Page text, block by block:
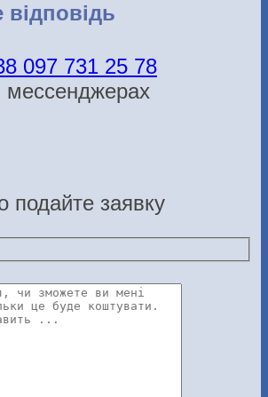
097 731 25 78
мессенджерах
подайте заявку